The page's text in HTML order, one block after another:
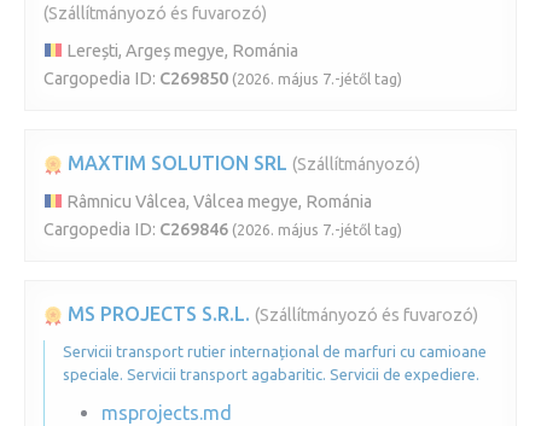
(Szállítmányozó és fuvarozó)
Lerești, Argeș megye, Románia
Cargopedia ID: C269850 (2026. május 7.-jétől tag)
MAXTIM SOLUTION SRL (Szállítmányozó)
Râmnicu Vâlcea, Vâlcea megye, Románia
Cargopedia ID: C269846 (2026. május 7.-jétől tag)
MS PROJECTS S.R.L. (Szállítmányozó és fuvarozó)
Servicii transport rutier internațional de marfuri cu camioane
speciale. Servicii transport agabaritic. Servicii de expediere.
msprojects.md